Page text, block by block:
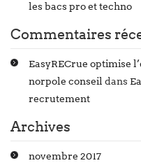
les bacs pro et techno
Commentaires
EasyRECrue optimise
norpole conseil dans
recrutement
Archives
novembre 2017